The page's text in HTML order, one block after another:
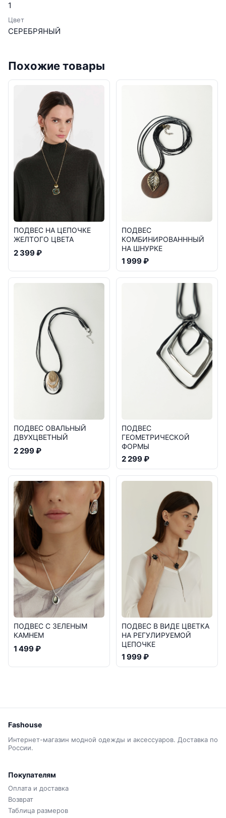
1
Цвет
СЕРЕБРЯНЫЙ
Похожие товары
ПОДВЕС НА ЦЕПОЧКЕ
ЖЕЛТОГО ЦВЕТА
2 399 ₽
ПОДВЕС
КОМБИНИРОВАНННЫЙ
НА ШНУРКЕ
1 999 ₽
ПОДВЕС ОВАЛЬНЫЙ
ДВУХЦВЕТНЫЙ
2 299 ₽
ПОДВЕС
ГЕОМЕТРИЧЕСКОЙ
ФОРМЫ
2 299 ₽
ПОДВЕС С ЗЕЛЕНЫМ
КАМНЕМ
1 499 ₽
ПОДВЕС В ВИДЕ ЦВЕТКА
НА РЕГУЛИРУЕМОЙ
ЦЕПОЧКЕ
1 999 ₽
Fashouse
Интернет-магазин модной одежды и аксессуаров. Доставка по
России.
Покупателям
Оплата и доставка
Возврат
Таблица размеров